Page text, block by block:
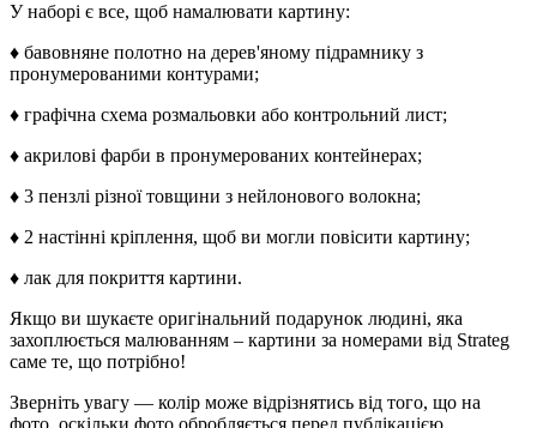
У наборі є все, щоб намалювати картину:
♦ бавовняне полотно на дерев'яному підрамнику з
пронумерованими контурами;
♦ графічна схема розмальовки або контрольний лист;
♦ акрилові фарби в пронумерованих контейнерах;
♦ 3 пензлі різної товщини з нейлонового волокна;
♦ 2 настінні кріплення, щоб ви могли повісити картину;
♦ лак для покриття картини.
Якщо ви шукаєте оригінальний подарунок людині, яка
захоплюється малюванням – картини за номерами від Strateg
саме те, що потрібно!
Зверніть увагу — колір може відрізнятись від того, що на
фото, оскільки фото обробляється перед публікацією.